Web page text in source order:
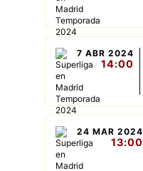
7 ABR 2024
14:00
24 MAR 2024
13:00